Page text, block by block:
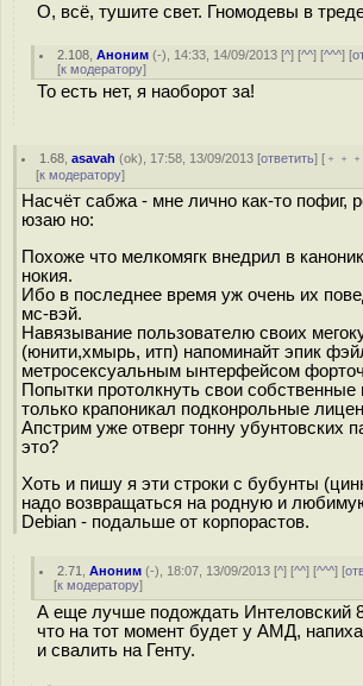
О, всё, тушите свет. Гномодевы в
2.108 ,Аноним (-), 14:33, 14/09/2013 [^] [^^] [^^^] [
[к модератору]
То есть нет, я наоборот за!
1.68 ,asavah (ok), 17:58, 13/09/2013 [ответить] [
[к модератору]
Насчёт сабжа - мне лично как-то пофиг,
юзаю но:
Похоже что мелкомягк внедрил в
нокия.
Ибо в последнее время уж очень их
мс-вэй.
Навязывание пользователю своих
(юнити,хмырь, итп) напоминайт эпик
метросексуальным ынтерфейсом
Попытки протолкнуть свои
только крапоникал подконрольные
Апстрим уже отверг тонну убунтовских
это?
Хоть и пишу я эти строки с бубунты
надо возвращаться на родную и
Debian - подальше от корпорастов.
2.71 ,Аноним (-), 18:07, 13/09/2013 [^] [^^] [^^^] [
[к модератору]
А еще лучше подождать Интеловский
что на тот момент будет у АМД,
и свалить на Генту.